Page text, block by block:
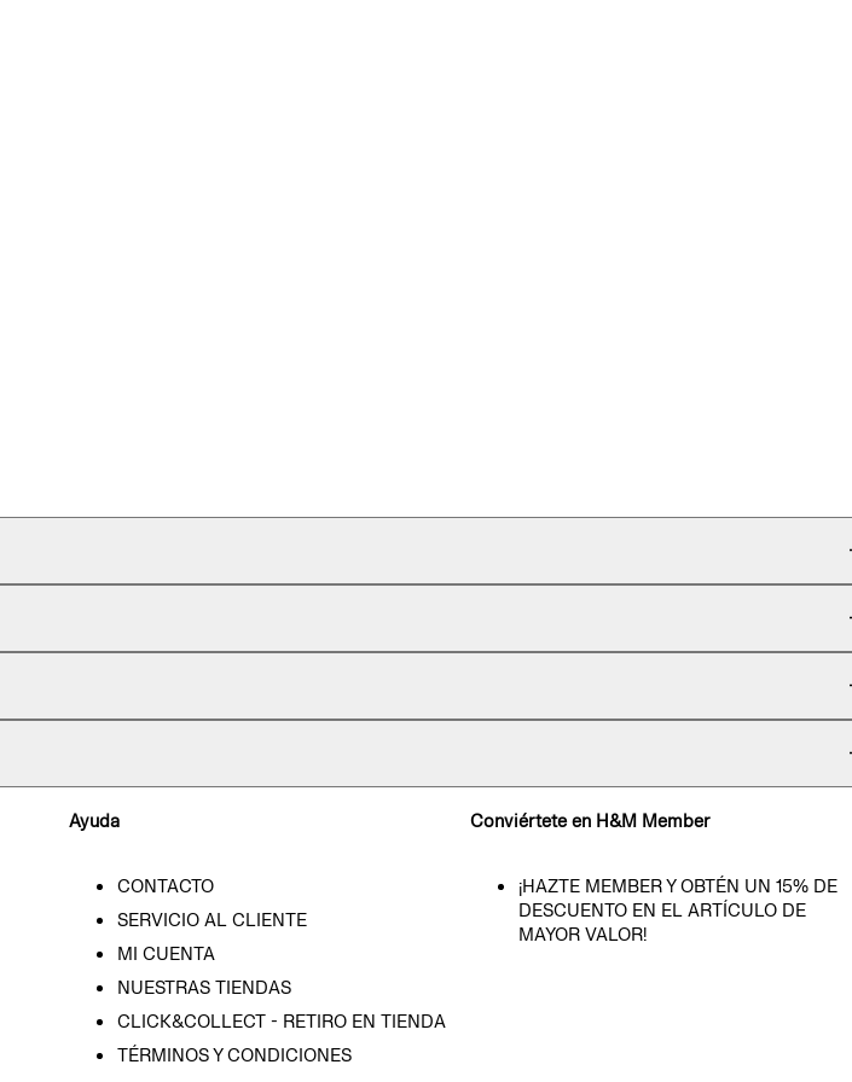
Ayuda
CONTACTO
SERVICIO AL CLIENTE
MI CUENTA
NUESTRAS TIENDAS
CLICK&COLLECT - RETIRO EN TIENDA
TÉRMINOS Y CONDICIONES
Conviértete en H&M Member
¡HAZTE MEMBER Y OBTÉN UN 15% DE
DESCUENTO EN EL ARTÍCULO DE
MAYOR VALOR!